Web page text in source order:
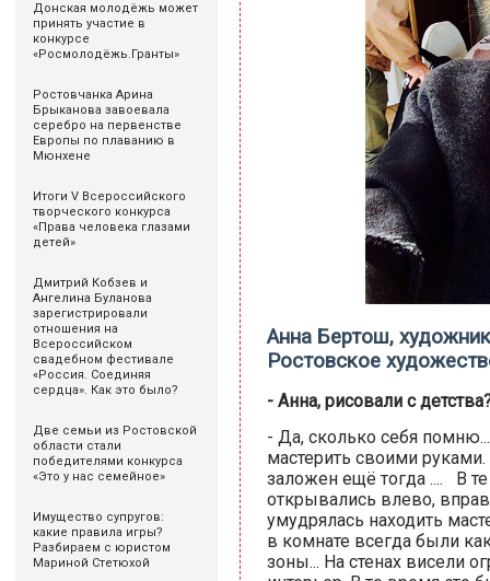
Донская молодёжь может
принять участие в
конкурсе
«Росмолодёжь.Гранты»
Ростовчанка Арина
Брыканова завоевала
серебро на первенстве
Европы по плаванию в
Мюнхене
Итоги V Всероссийского
творческого конкурса
«Права человека глазами
детей»
Дмитрий Кобзев и
Ангелина Буланова
зарегистрировали
отношения на
Всероссийском
свадебном фестивале
«Россия. Соединяя
сердца». Как это было?
Две семьи из Ростовской
области стали
победителями конкурса
«Это у нас семейное»
Имущество супругов:
какие правила игры?
Разбираем с юристом
Мариной Стетюхой
Анна Бертош,
Ростовское
- Анна, рисовали с
- Да, сколько себя
мастерить своими
заложен ещё тогда .... В
открывались влево,
умудрялась находить
в комнате всегда были
зоны... На стенах висели